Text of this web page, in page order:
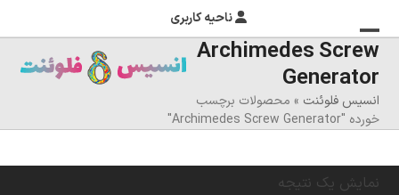
ناحیه کاربری
منوی
موبایل
را
تغییر
دهید
بستن
منوی
موبایل
Archimedes Screw
Generator
انسیس فلوئنت » محصولات برچسب
خورده "Archimedes Screw Generator"
نمایش یک نتیجه